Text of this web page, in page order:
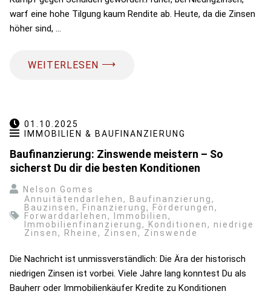
warf eine hohe Tilgung kaum Rendite ab. Heute, da die Zinsen
höher sind, …
WEITERLESEN ⟶
01.10.2025
IMMOBILIEN & BAUFINANZIERUNG
Baufinanzierung: Zinswende meistern – So
sicherst Du dir die besten Konditionen
Nelson Gomes
Annuitätendarlehen , Baufinanzierung ,
Bauzinsen , Finanzierung , Förderungen ,
Forwarddarlehen , Immobilien ,
Immobilienfinanzierung , Konditionen , niedrige
Zinsen , Rheine , Zinsen , Zinswende
Die Nachricht ist unmissverständlich: Die Ära der historisch
niedrigen Zinsen ist vorbei. Viele Jahre lang konntest Du als
Bauherr oder Immobilienkäufer Kredite zu Konditionen